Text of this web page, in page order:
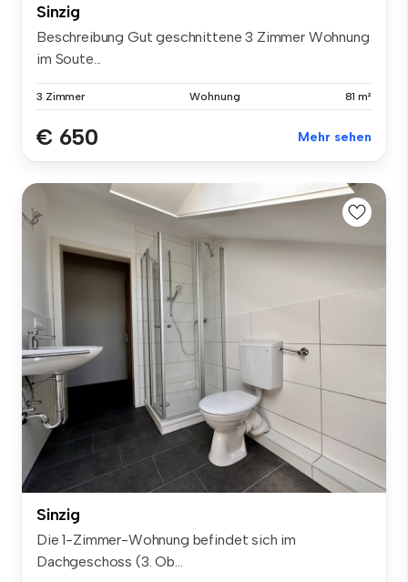
Sinzig
Beschreibung Gut geschnittene 3 Zimmer Wohnung
im Soute...
3 Zimmer Wohnung 81 m²
€ 650 Mehr sehen
Sinzig
Die 1-Zimmer-Wohnung befindet sich im
Dachgeschoss (3. Ob...